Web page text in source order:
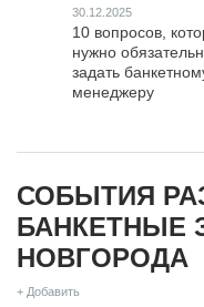
30.12.2025
10 вопросов,
нужно
задать
менеджеру
СОБЫТИЯ
БАНКЕТНЫЕ
НОВГОРОДА
+ Добавить